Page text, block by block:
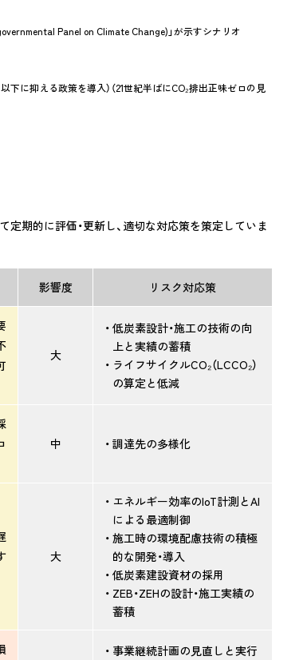
Panel on Climate Change)」が示すシナリオ
に抑える政策を導入）（21世紀半ばにCO₂排出正味ゼロの見
期的に評価・更新し、適切な対応策を策定していま
影響度 リスク対応策
大
低炭素設計・施工の技術の向
上と実績の蓄積
ライフサイクルCO₂（LCCO₂）
の算定と低減
中 調達先の多様化
大
エネルギー効率のIoT計測とAI
による最適制御
施工時の環境配慮技術の積極
的な開発・導入
低炭素建設資材の採用
ZEB・ZEHの設計・施工実績の
蓄積
事業継続計画の見直しと実行